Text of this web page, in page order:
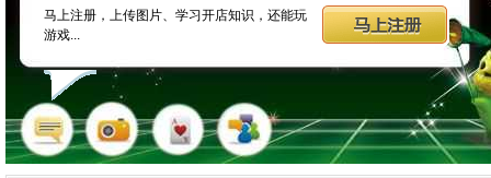
马上注册，上传图片、学习开店知识，还能玩
游戏...
游戏 群组